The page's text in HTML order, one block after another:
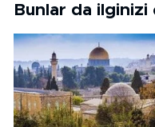
Bunlar da ilginizi